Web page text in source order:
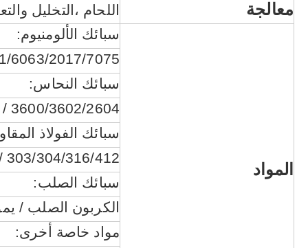
معالجة اللحام ، التخليل
المواد
سبائك الألومنيوم:
5052/6061/6063/
سبائك النحاس:
3600/3602/2604 / H59 / H62 / إلخ.
سبائك الفولاذ
303/304/316/412 / إلخ.
سبائك الصلب:
الكربون الصلب /
مواد خاصة أخرى: